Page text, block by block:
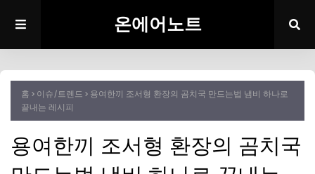
온에어노트
홈 이슈/트렌드
용여한끼 조서형 환장의 곰치국 만드는법 냄비 하나로
끝내는 레시피
용여한끼 조서형 환장의 곰치국